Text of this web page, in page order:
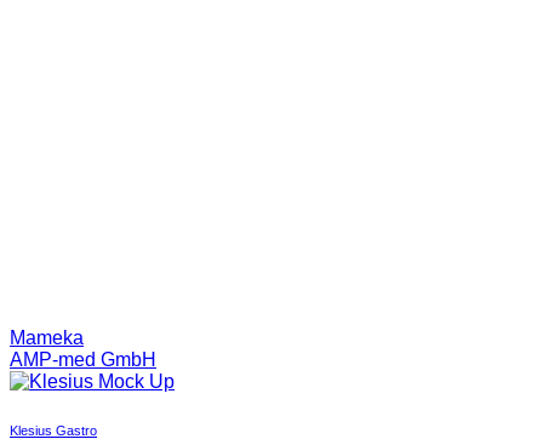
Mameka
AMP-med GmbH
Klesius Gastro